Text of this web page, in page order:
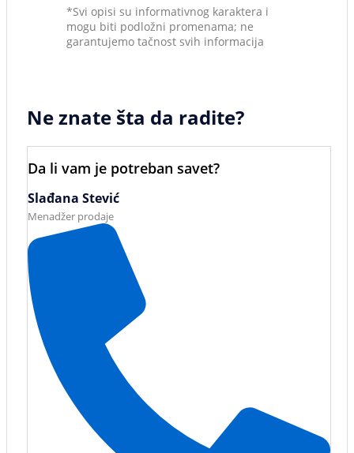
*Svi opisi su informativnog karaktera i
mogu biti podložni promenama; ne
garantujemo tačnost svih informacija
Ne znate šta da radite?
Da li vam je potreban savet?
Slađana Stević
Menadžer prodaje